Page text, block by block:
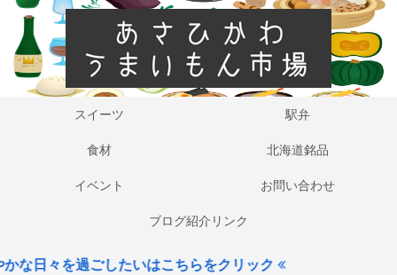
スイーツ 駅弁
食材 北海道銘品
イベント お問い合わせ
ブログ紹介リンク
な日々を過ごしたいはこちらをクリック